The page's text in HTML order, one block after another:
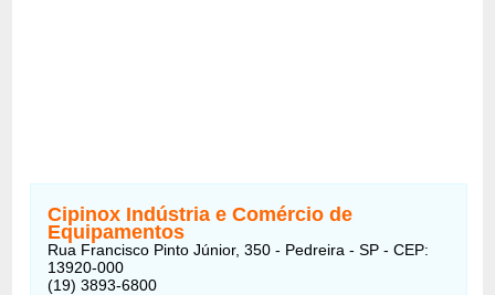
Cipinox Indústria e Comércio de
Equipamentos
Rua Francisco Pinto Júnior, 350 - Pedreira - SP - CEP:
13920-000
(19) 3893-6800